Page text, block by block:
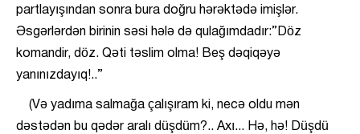
partlayışından sonra bura doğru hərəktədə imişlər.
Əsgərlərdən birinin səsi hələ də qulağımdadır:”Döz
komandir, döz. Qəti təslim olma! Beş dəqiqəyə
yanınızdayıq!..”
(Və yadıma salmağa çalışıram ki, necə oldu mən
dəstədən bu qədər aralı düşdüm?.. Axı... Hə, hə! Düşdü